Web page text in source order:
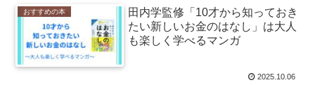
おすすめの本
田内学監修「10才から知っておき
たい新しいお金のはなし」は大人
も楽しく学べるマンガ
2025.10.06